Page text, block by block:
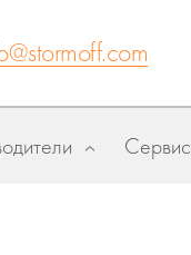
Сервис